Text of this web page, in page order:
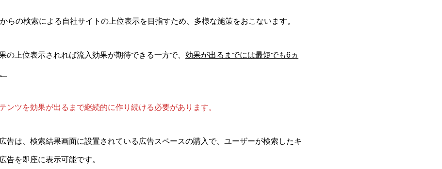
らの検索による自社サイトの上位表示を目指すため、多様な施策をおこないます。
の上位表示されれば流入効果が期待できる一方で、 効果が出るまでには最短でも6ヵ
ンツを効果が出るまで継続的に作り続ける必要があります。
告は、検索結果画面に設置されている広告スペースの購入で、ユーザーが検索したキ
告を即座に表示可能です。